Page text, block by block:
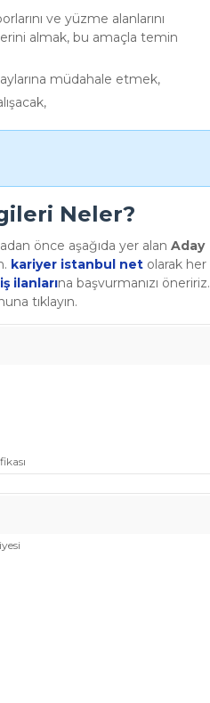
ve yüzme alanlarını
almak, bu amaçla temin
müdahale etmek,
Neler?
önce aşağıda yer alan Aday
kariyer istanbul net olarak her
iş ilanlarına başvurmanızı öneririz.
tıklayın.